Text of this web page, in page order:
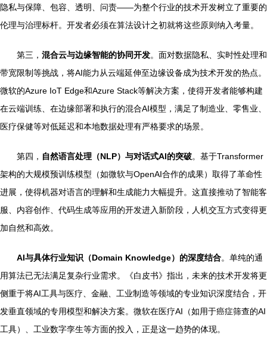
隐私与保障、包容、透明、问责——为整个行业的技术开发树立了重要的
伦理与治理标杆。开发者必须在算法设计之初就将这些原则纳入考量。
第三， 混合云与边缘智能的协同开发。面对数据隐私、实时性处理和
带宽限制等挑战，将AI能力从云端延伸至边缘设备成为技术开发的热点。
微软的Azure IoT Edge和Azure Stack等解决方案，使得开发者能够构建
在云端训练、在边缘部署和执行的混合AI模型，满足了制造业、零售业、
医疗保健等对低延迟和本地数据处理有严格要求的场景。
第四， 自然语言处理（NLP）与对话式AI的突破。基于Transformer
架构的大规模预训练模型（如微软与OpenAI合作的成果）取得了革命性
进展，使得机器对语言的理解和生成能力大幅提升。这直接推动了智能客
服、内容创作、代码生成等应用的开发进入新阶段，人机交互方式变得更
加自然和高效。
AI与具体行业知识（Domain Knowledge）的深度结合。单纯的通
用算法已无法满足复杂行业需求。《白皮书》指出，未来的技术开发将更
侧重于将AI工具与医疗、金融、工业制造等领域的专业知识深度结合，开
发垂直领域的专用模型和解决方案。微软在医疗AI（如用于癌症筛查的AI
工具）、工业数字孪生等方面的投入，正是这一趋势的体现。